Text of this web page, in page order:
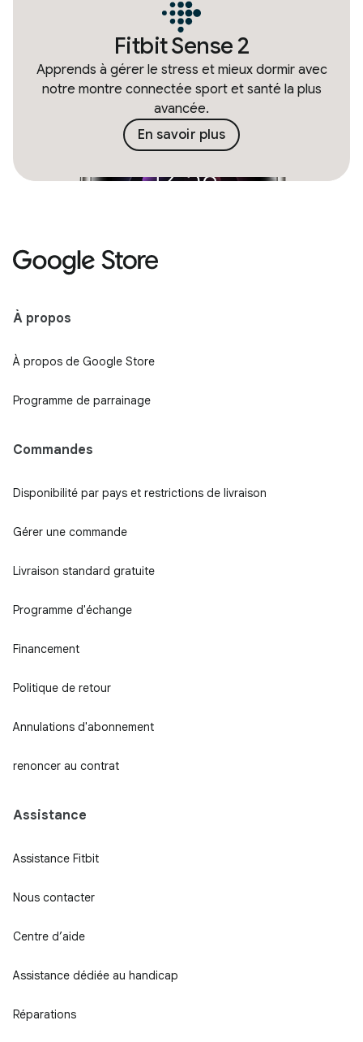
Fitbit Sense 2
Apprends à gérer le stress et mieux dormir avec
notre montre connectée sport et santé la plus
avancée.
En savoir plus
À propos
À propos de Google Store
Programme de parrainage
Commandes
Disponibilité par pays et restrictions de livraison
Gérer une commande
Livraison standard gratuite
Programme d'échange
Financement
Politique de retour
Annulations d'abonnement
renoncer au contrat
Assistance
Assistance Fitbit
Nous contacter
Centre d’aide
Assistance dédiée au handicap
Réparations